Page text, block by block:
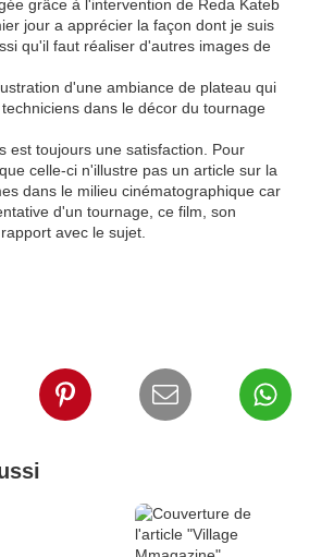
grâce à l'intervention de Reda Kateb
jour a apprécier la façon dont je suis
qu'il faut réaliser d'autres images de
d'une ambiance de plateau qui
dans le décor du tournage
est toujours une satisfaction. Pour
celle-ci n'illustre pas un article sur la
dans le milieu cinématographique car
d'un tournage, ce film, son
avec le sujet.